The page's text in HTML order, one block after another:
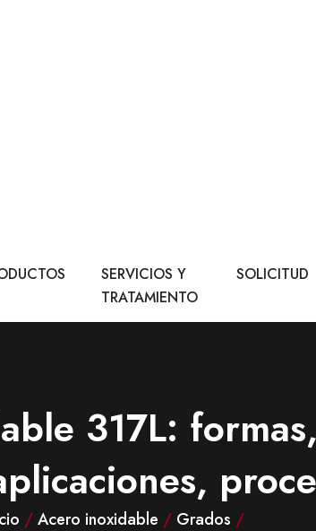
SERVICIOS Y
TRATAMIENTO
SOLICITUD
317L:
/Acero inoxidable / Grados /